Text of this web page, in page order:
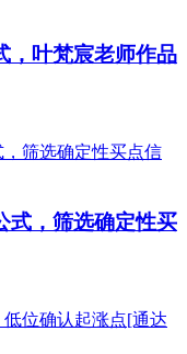
，叶梵宸老师作品
式，筛选确定性买